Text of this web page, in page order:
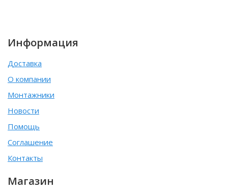
Информация
Доставка
О компании
Монтажники
Новости
Помощь
Соглашение
Контакты
Магазин